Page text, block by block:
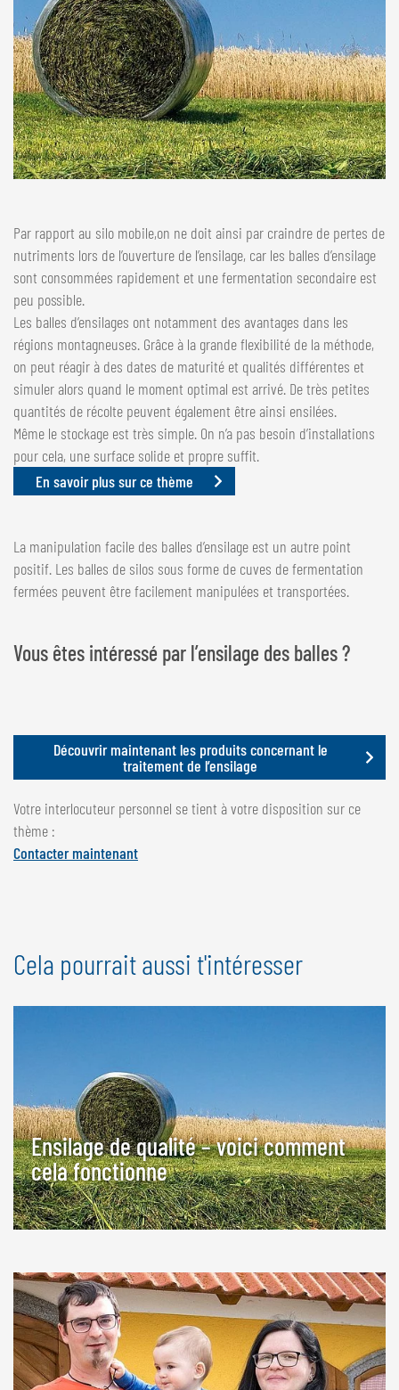
Par rapport au silo mobile,on ne doit ainsi par craindre de pertes de
nutriments lors de l’ouverture de l’ensilage, car les balles d’ensilage
sont consommées rapidement et une fermentation secondaire est
peu possible.
Les balles d’ensilages ont notamment des avantages dans les
régions montagneuses. Grâce à la grande flexibilité de la méthode,
on peut réagir à des dates de maturité et qualités différentes et
simuler alors quand le moment optimal est arrivé. De très petites
quantités de récolte peuvent également être ainsi ensilées.
Même le stockage est très simple. On n’a pas besoin d’installations
pour cela, une surface solide et propre suffit.
En savoir plus sur ce thème
La manipulation facile des balles d’ensilage est un autre point
positif. Les balles de silos sous forme de cuves de fermentation
fermées peuvent être facilement manipulées et transportées.
Vous êtes intéressé par l’ensilage des balles ?
Découvrir maintenant les produits concernant le
traitement de l’ensilage
Votre interlocuteur personnel se tient à votre disposition sur ce
thème :
Contacter maintenant
Cela pourrait aussi t'intéresser
Ensilage de qualité – voici comment
cela fonctionne